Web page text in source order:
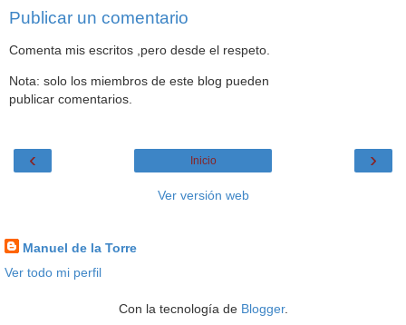
Publicar un comentario
Comenta mis escritos ,pero desde el respeto.
Nota: solo los miembros de este blog pueden
publicar comentarios.
‹ ›
Inicio
Ver versión web
Manuel de la Torre
Ver todo mi perfil
Con la tecnología de Blogger.